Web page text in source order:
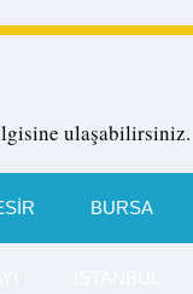
ulaşabilirsiniz.
BURSA